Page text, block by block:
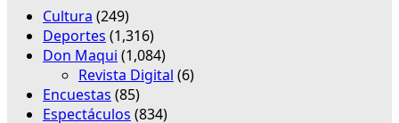
Cultura (249)
Deportes (1,316)
Don Maqui (1,084)
Revista Digital (6)
Encuestas (85)
Espectáculos (834)